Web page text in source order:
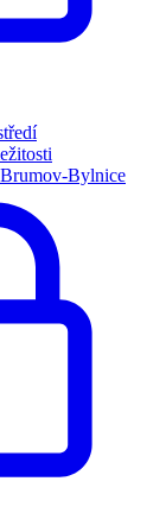
Bylnice